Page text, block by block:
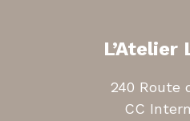
L’Atelier
240 Route
CC